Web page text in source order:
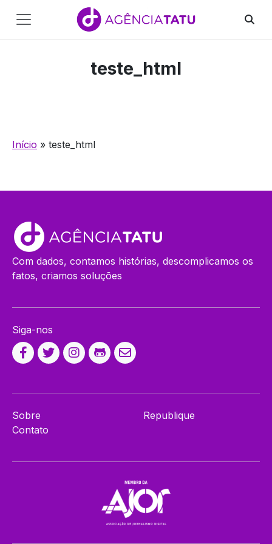
Pular para o conteúdo
Main
Navigation
teste_html
Início » teste_html
Com dados, contamos histórias, descomplicamos os
fatos, criamos soluções
Siga-nos
Sobre
Contato
Republique